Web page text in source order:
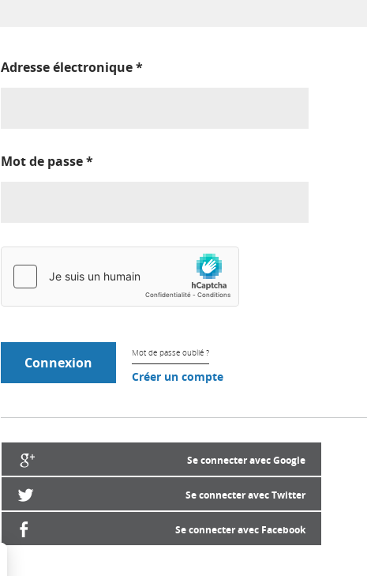
Adresse électronique*
Mot de passe*
Mot de passe oublié ?
Créer un compte
Se connecter avec Google
Se connecter avec Twitter
Se connecter avec Facebook